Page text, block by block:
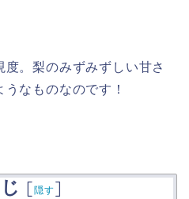
。梨のみずみずしい甘さ
なものなのです！
[隠す]